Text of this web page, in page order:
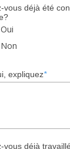
vous déjà été
Oui
Non
expliquez*
vous déjà